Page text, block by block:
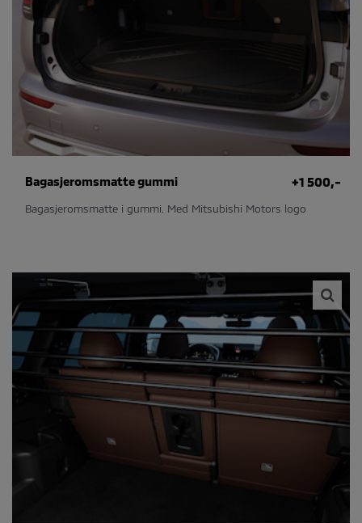
+1 500,-
Bagasjeromsmatte gummi
Bagasjeromsmatte i gummi. Med Mitsubishi Motors logo